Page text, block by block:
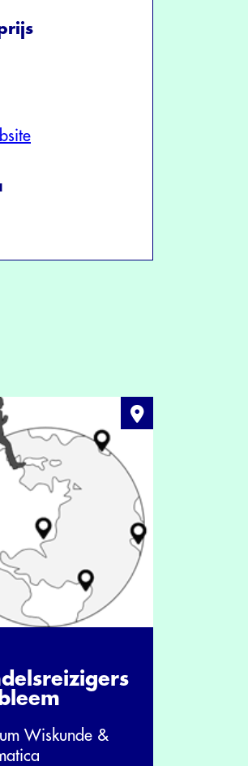
Wiskunde &